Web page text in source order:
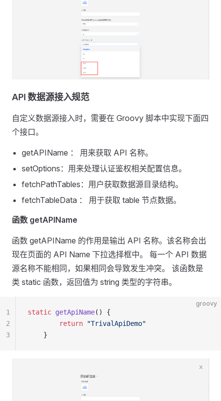
API 数据源接入规范
自定义数据源接入时，需要在 Groovy 脚本中实现下面四
个接口。
getAPIName ： 用来获取 API 名称。
setOptions：用来处理认证鉴权相关配置信息。
fetchPathTables：用户获取数据源目录结构。
fetchTableData ： 用于获取 table 节点数据。
函数 getAPIName
函数 getAPIName 的作用是输出 API 名称。该名称会出
现在页面的 API Name 下拉选择框中。 每一个 API 数据
源名称不能相同，如果相同会导致发生冲突。 该函数是
类 static 函数，返回值为 string 类型的字符串。
groovy
static getApiName() {
        return
"TrivalApiDemo"
    }
1
2
3